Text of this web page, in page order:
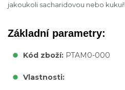
jakoukoli sacharidovou nebo
Základní parametry:
Kód zboží: PTAM0-000
Vlastnosti: